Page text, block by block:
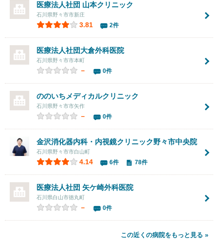
医療法人社団 山本クリニック
石川県野々市市新庄
3.81 2件
医療法人社団大倉外科医院
石川県野々市市本町
－ 0件
ののいちメディカルクリニック
石川県野々市市矢作
－ 0件
金沢消化器内科・内視鏡クリニック野々市中央院
石川県野々市市白山町
4.14 6件 78件
医療法人社団 矢ケ崎外科医院
石川県白山市徳丸町
－ 0件
この近くの病院をもっと見る »